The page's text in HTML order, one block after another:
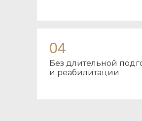
04
Без длительной
и реабилитации